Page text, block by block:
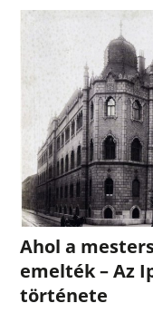
Ahol a
emelték – Az
története